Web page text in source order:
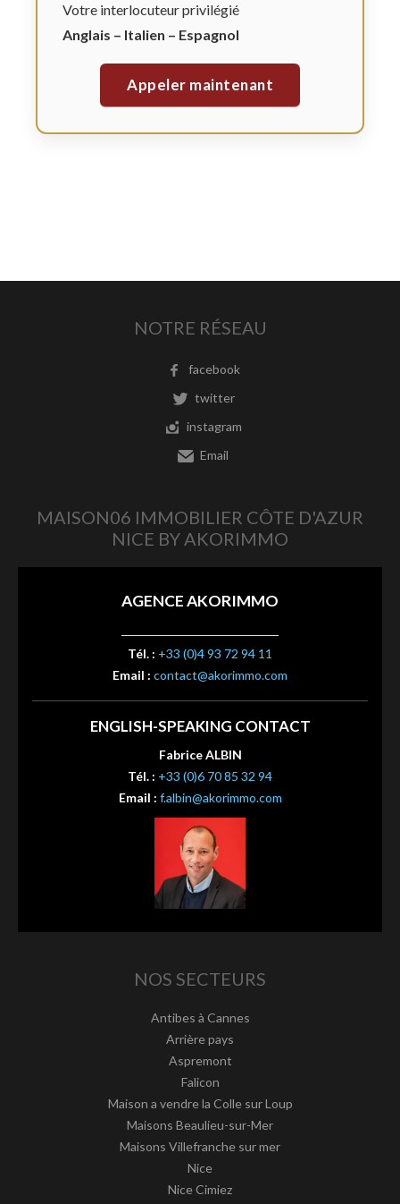
Votre interlocuteur privilégié
Anglais – Italien – Espagnol
Appeler maintenant
NOTRE RÉSEAU
facebook
twitter
instagram
Email
MAISON06 IMMOBILIER CÔTE D'AZUR
NICE BY AKORIMMO
AGENCE AKORIMMO
Tél. : +33 (0)4 93 72 94 11
Email : contact@akorimmo.com
ENGLISH-SPEAKING CONTACT
Fabrice ALBIN
Tél. : +33 (0)6 70 85 32 94
Email : f.albin@akorimmo.com
NOS SECTEURS
Antibes à Cannes
Arrière pays
Aspremont
Falicon
Maison a vendre la Colle sur Loup
Maisons Beaulieu-sur-Mer
Maisons Villefranche sur mer
Nice
Nice Cimiez